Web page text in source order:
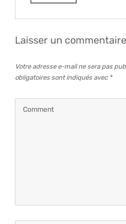
Laisser un commentaire
Votre adresse e-mail ne sera pas
obligatoires sont indiqués avec *